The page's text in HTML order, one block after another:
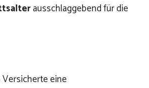
ausschlaggebend für die
eine